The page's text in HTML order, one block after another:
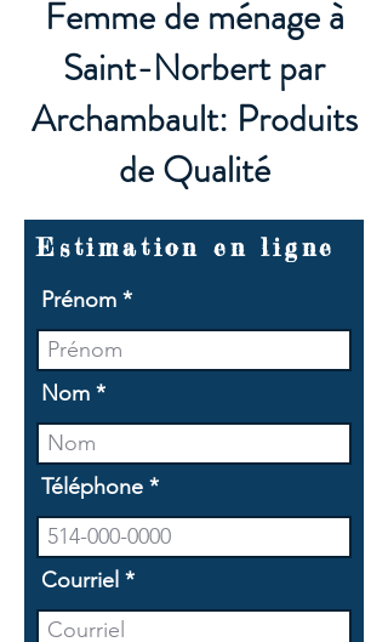
Femme de ménage à
Saint-Norbert par
Archambault: Produits
de Qualité
Estimation en ligne
Prénom
Nom
Téléphone
Courriel